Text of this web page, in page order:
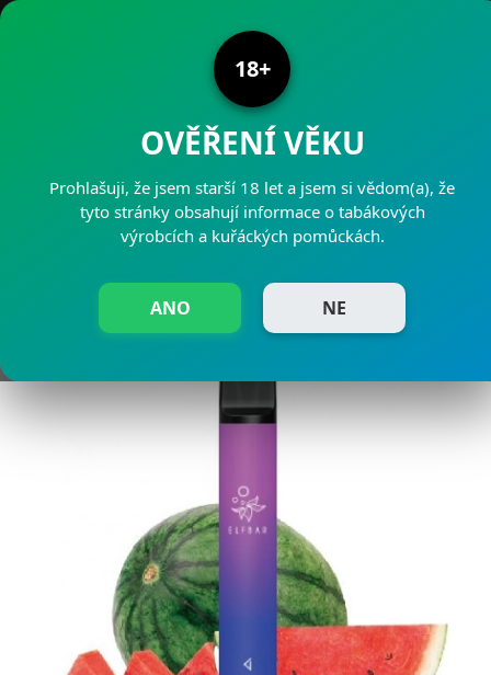
ELFA ZAŘÍZENÍ
WATERMELON
18+
OVĚŘENÍ VĚKU
Prohlašuji, že jsem starší 18 let a jsem si vědom(a), že
tyto stránky obsahují informace o tabákových
výrobcích a kuřáckých pomůckách.
ANO NE